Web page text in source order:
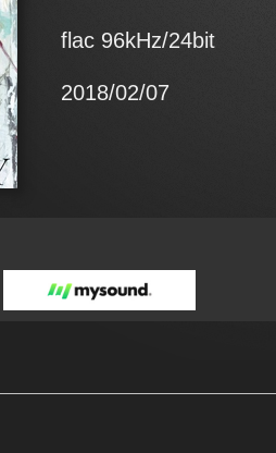
flac 96kHz/24bit
2018/02/07